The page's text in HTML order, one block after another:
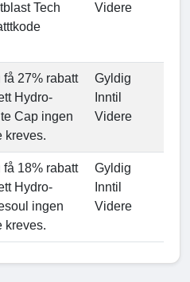
Tech
Videre
få 27% rabatt
Hydro-
Cap ingen
kreves.
Gyldig
Inntil
Videre
få 18% rabatt
Hydro-
ingen
kreves.
Gyldig
Inntil
Videre